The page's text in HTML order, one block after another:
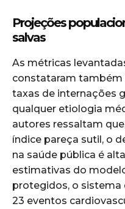
Projeções
salvas
As métricas
constataram também
taxas de internações
qualquer etiologia
autores ressaltam
índice pareça sutil, o
na saúde pública é
estimativas do
protegidos, o sistema
23 eventos